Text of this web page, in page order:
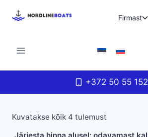
Firmast
+372 50 55 152
Kuvatakse kõik 4 tulemust
hinna